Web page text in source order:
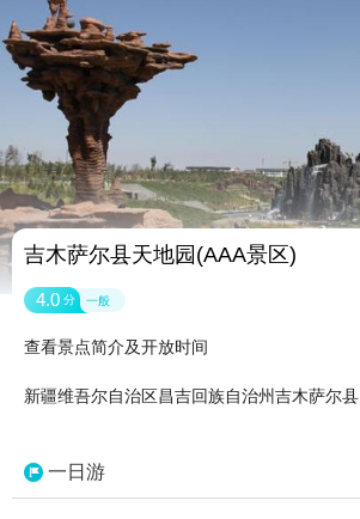
吉木萨尔县天地园(AAA景区)
4.0 分 一般
查看景点简介及开放时间
新疆维吾尔自治区昌吉回族自治州吉木萨尔县
一日游
